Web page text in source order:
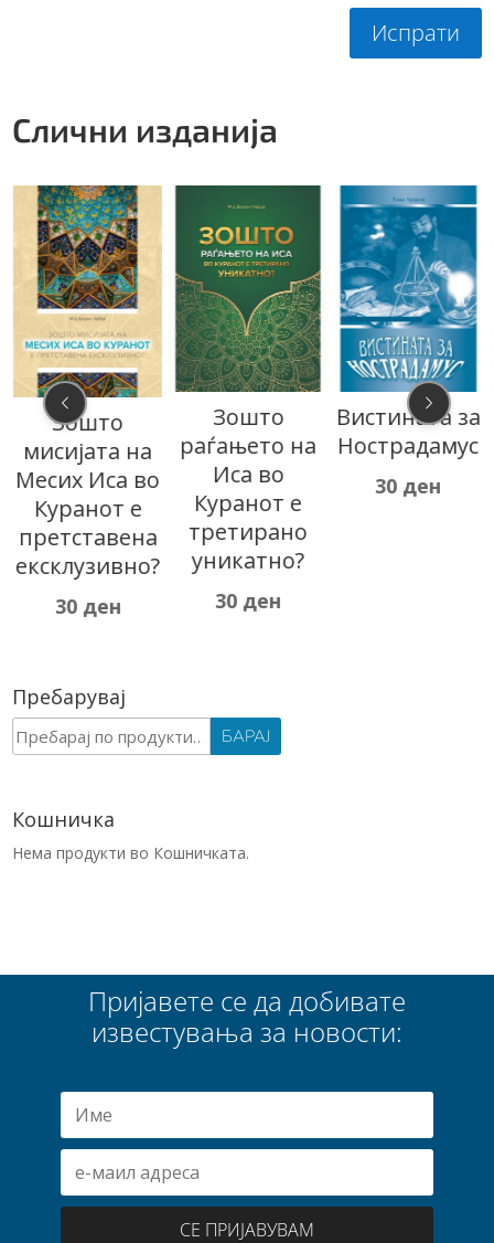
Испрати
Слични изданија
Зошто
мисијата на
Месих Иса во
Куранот е
претставена
ексклузивно?
30 ден
Зошто
раѓањето на
Иса во
Куранот е
третирано
уникатно?
30 ден
Вистината за
Нострадамус
30 ден
Пребарувај
Барај
за:
БАРАЈ
Кошничка
Нема продукти во Кошничката.
Пријавете се да добивате
известувања за новости:
СЕ ПРИЈАВУВАМ